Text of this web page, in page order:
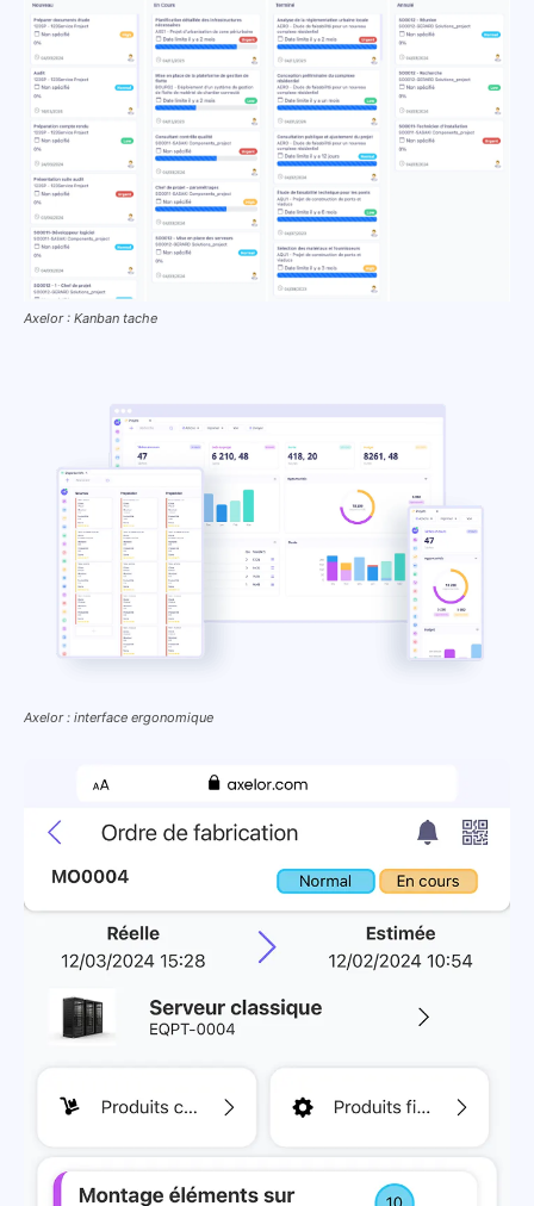
Axelor : Kanban tache
Axelor : interface ergonomique